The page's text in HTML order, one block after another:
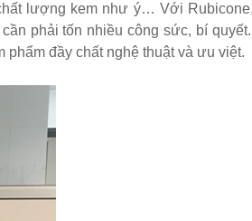
lượng kem như ý… Với
phải tốn nhiều công sức, bí
đầy chất nghệ thuật và ưu việt.